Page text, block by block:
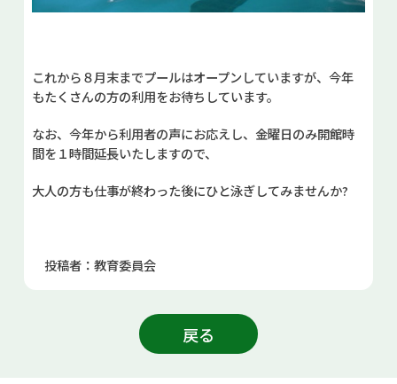
これから８月末までプールはオープンしていますが、今年
もたくさんの方の利用をお待ちしています。
なお、今年から利用者の声にお応えし、金曜日のみ開館時
間を１時間延長いたしますので、
大人の方も仕事が終わった後にひと泳ぎしてみませんか?
投稿者：教育委員会
戻る